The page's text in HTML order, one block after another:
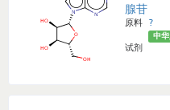
腺苷
原料 ?
试剂
中